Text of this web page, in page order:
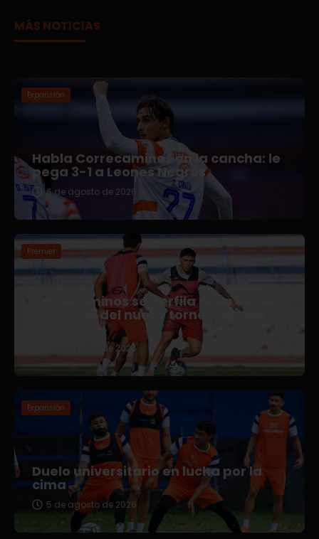
MÁS NOTICIAS
Expansión
Habla Correcaminos en la cancha: le
pega 3-1 a Leones Negros
6 de agosto de 2026
Premier
Correcaminos se perfila para el
arranque del nuevo torneo en Liga
5 de agosto de 2026
Expansión
Duelo universitario en lucha por la
cima
5 de agosto de 2026